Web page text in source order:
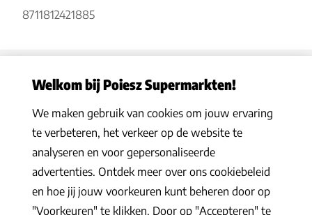
8711812421885
Privacy statement|Algemene voorwaarden |Hoe werkt het |
Veelgestelde vragen|Cookies
© 2026 Poiesz Supermarkten B.V. Alle rechten voorbehouden
Welkom bij Poiesz Supermarkten!
We maken gebruik van cookies om jouw ervaring
te verbeteren, het verkeer op de website te
analyseren en voor gepersonaliseerde
advertenties. Ontdek meer over ons cookiebeleid
en hoe jij jouw voorkeuren kunt beheren door op
"Voorkeuren" te klikken. Door op "Accepteren" te